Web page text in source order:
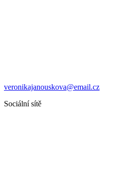
veronikajanouskova@email.cz
Sociální sítě